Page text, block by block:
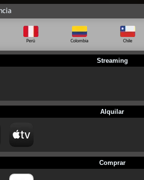
Perú Colombia Chile
Streaming
Alquilar
Comprar